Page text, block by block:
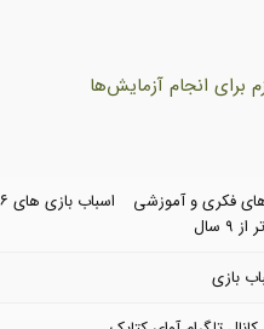
برای انجام آزمایش‌ها
فکری و آموزشی اسباب بازی های ۶ تا ۱۲ سال
سال
‌بازی